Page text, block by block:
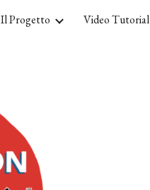
Skip to navigation
Il Progetto Video Tutorial